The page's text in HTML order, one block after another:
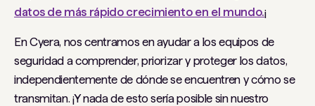
datos de más rápido crecimiento en el mundo.¡
En Cyera, nos centramos en ayudar a los equipos de
seguridad a comprender, priorizar y proteger los datos,
independientemente de dónde se encuentren y cómo se
transmitan. ¡Y nada de esto sería posible sin nuestro